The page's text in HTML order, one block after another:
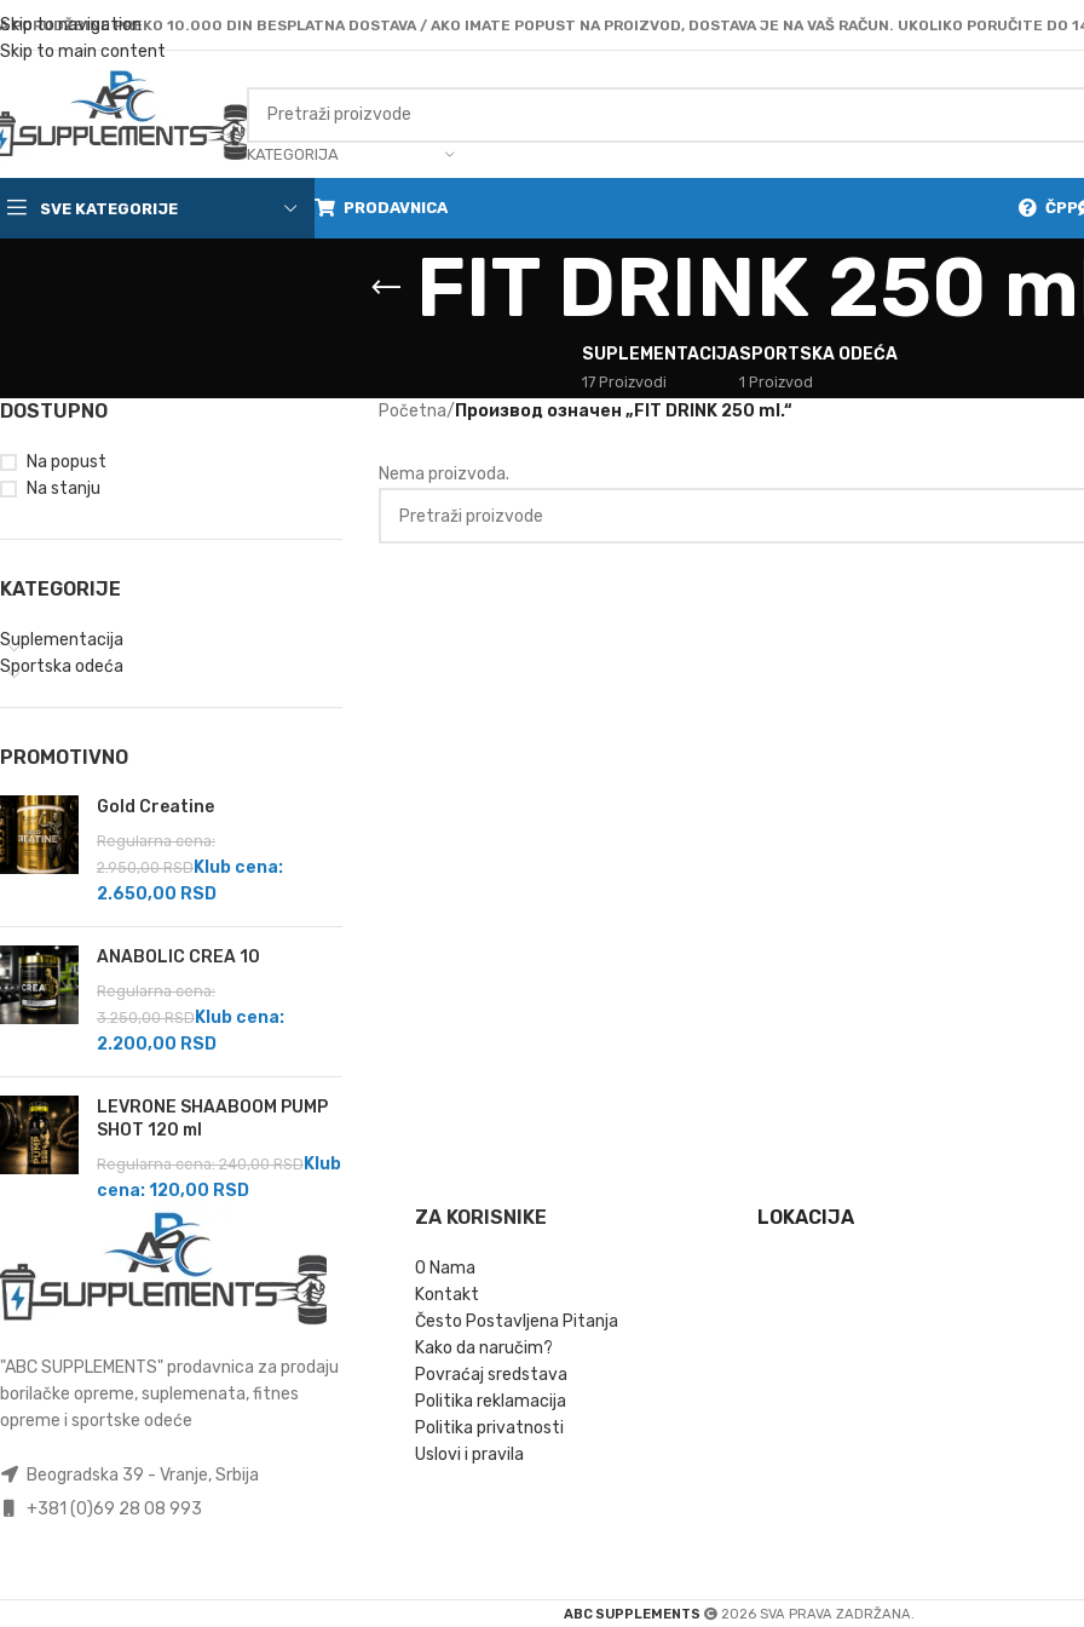
Skip to navigation
Skip to main content
PORUDŽBINE PREKO 10.000 DIN BESPLATNA DOSTAVA / AKO IMATE POPUST NA PROIZVOD, DOSTAVA JE NA VAŠ RAČUN. UKOLIKO PORUČITE DO
KATEGORIJA
SVE KATEGORIJE PRODAVNICA ČPP
FIT DRINK 250
SUPLEMENTACIJA
17 Proizvodi
SPORTSKA ODEĆA
1 Proizvod
DOSTUPNO
Na popust
Na stanju
KATEGORIJE
Suplementacija
Sportska odeća
PROMOTIVNO
Gold Creatine
Regularna cena:
2.950,00RSD Klub cena:
2.650,00 RSD
ANABOLIC CREA 10
Regularna cena:
3.250,00RSD Klub cena:
2.200,00 RSD
LEVRONE SHAABOOM PUMP
SHOT 120 ml
Regularna cena:240,00RSD Klub
cena:120,00 RSD
Početna/ Производ oзначен „FIT DRINK 250 ml.“
Nema proizvoda.
"ABC SUPPLEMENTS" prodavnica za prodaju
borilačke opreme, suplemenata, fitnes
opreme i sportske odeće
Beogradska 39 - Vranje, Srbija
+381 (0)69 28 08 993
ZA KORISNIKE
O Nama
Kontakt
Često Postavljena Pitanja
Kako da naručim?
Povraćaj sredstava
Politika reklamacija
Politika privatnosti
Uslovi i pravila
LOKACIJA
ABC SUPPLEMENTS 2026 SVA PRAVA ZADRŽANA.